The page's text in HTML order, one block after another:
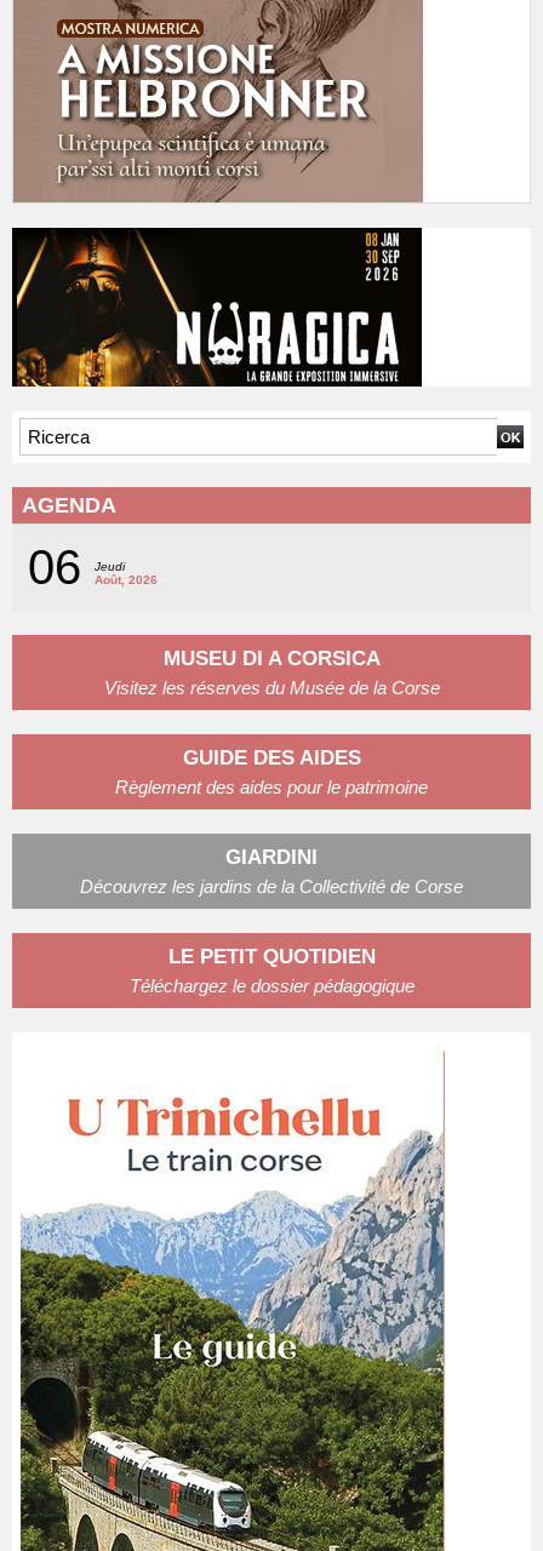
AGENDA
06
Jeudi
Août, 2026
MUSEU DI A CORSICA
Visitez les réserves du Musée de la Corse
GUIDE DES AIDES
Règlement des aides pour le patrimoine
GIARDINI
Découvrez les jardins de la Collectivité de Corse
LE PETIT QUOTIDIEN
Téléchargez le dossier pédagogique